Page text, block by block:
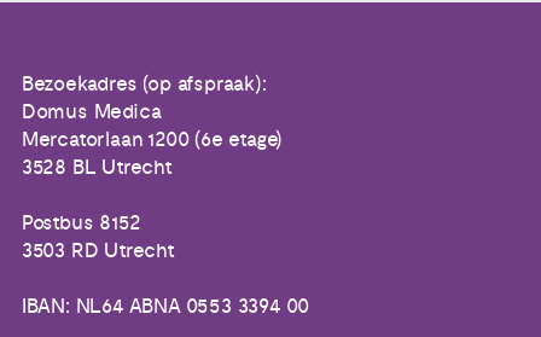
Bezoekadres (op afspraak):
Domus Medica
Mercatorlaan 1200 (6e etage)
3528 BL Utrecht
Postbus 8152
3503 RD Utrecht
IBAN: NL64 ABNA 0553 3394 00